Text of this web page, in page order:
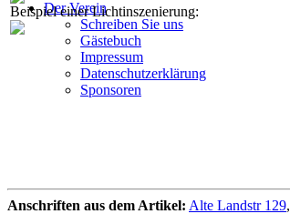
Der Verein
Schreiben Sie uns
Gästebuch
Impressum
Datenschutzerklärung
Sponsoren
Beispiel einer Lichtinszenierung:
Anschriften aus dem Artikel: Alte Landstr 129,